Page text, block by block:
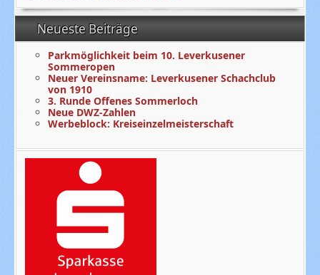
Neueste Beiträge
Parkmöglichkeit beim 10. Leverkusener
Sommeropen
Neuer Vereinsname: Leverkusener Schachclub
von 1910
3. Runde Offenes Sommerloch
Neue DWZ-Zahlen
Werbeblock: Kreiseinzelmeisterschaft